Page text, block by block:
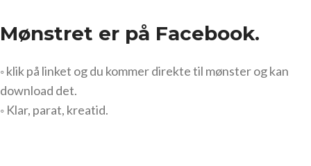
Mønstret er på Facebook.
◦ klik på linket og du kommer direkte til mønster og kan
download det.
◦ Klar, parat, kreatid.